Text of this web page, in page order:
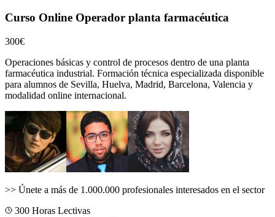
Curso Online Operador planta farmacéutica
300€
Operaciones básicas y control de procesos dentro de una planta
farmacéutica industrial. Formación técnica especializada disponible
para alumnos de Sevilla, Huelva, Madrid, Barcelona, Valencia y
modalidad online internacional.
>> Únete a más de 1.000.000 profesionales interesados en el sector
300 Horas Lectivas